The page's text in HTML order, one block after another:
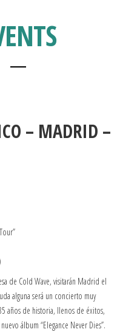
– MADRID –
de Cold Wave, visitarán Madrid el
alguna será un concierto muy
años de historia, llenos de éxitos,
álbum “Elegance Never Dies”.